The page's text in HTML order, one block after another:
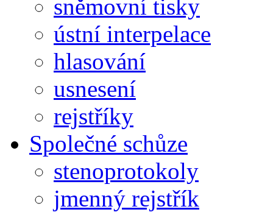
sněmovní tisky
ústní interpelace
hlasování
usnesení
rejstříky
Společné schůze
stenoprotokoly
jmenný rejstřík